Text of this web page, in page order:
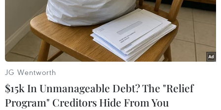
TIN LIÊN QUAN
JG Wentworth
$15k In Unmanageable Debt? The "Relief
Program" Creditors Hide From You